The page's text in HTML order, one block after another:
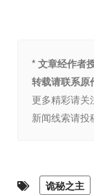
* 文章经作者
转载请联系原
更多精彩请关
新闻线索请投
诡秘之主